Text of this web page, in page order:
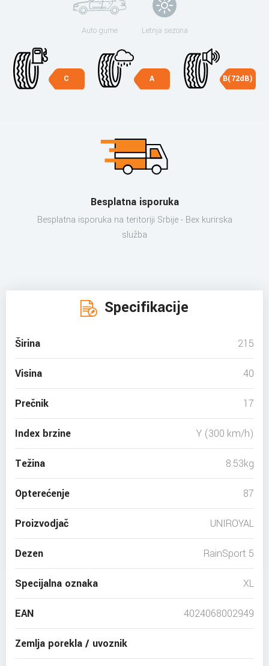
Auto gume Letnja sezona
C A B(72dB)
Besplatna isporuka
Besplatna isporuka na teritoriji Srbije - Bex kurirska
služba
Specifikacije
Širina 215
Visina 40
Prečnik 17
Index brzine Y (300 km/h)
Težina 8.53kg
Opterećenje 87
Proizvodjač UNIROYAL
Dezen RainSport 5
Specijalna oznaka XL
EAN 4024068002949
Zemlja porekla / uvoznik